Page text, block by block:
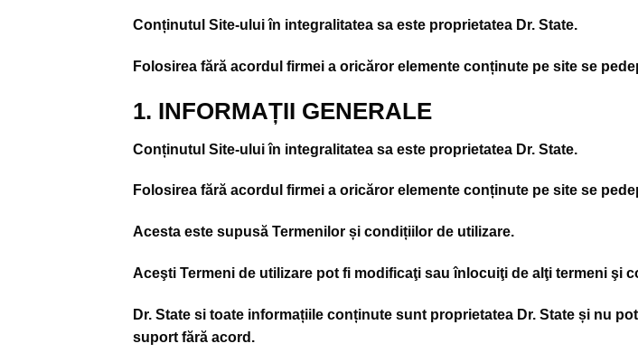
Conținutul Site-ului în integralitatea sa este proprietatea Dr. State.
Folosirea fără acordul firmei a oricăror elemente conținute pe site se
1. INFORMAȚII GENERALE
Conținutul Site-ului în integralitatea sa este proprietatea Dr. State.
Folosirea fără acordul firmei a oricăror elemente conținute pe site se
Acesta este supusă Termenilor și condițiilor de utilizare.
Aceşti Termeni de utilizare pot fi modificaţi sau înlocuiţi de alţi termeni şi
Dr. State si toate informațiile conținute sunt proprietatea Dr. State și nu
suport fără acord.